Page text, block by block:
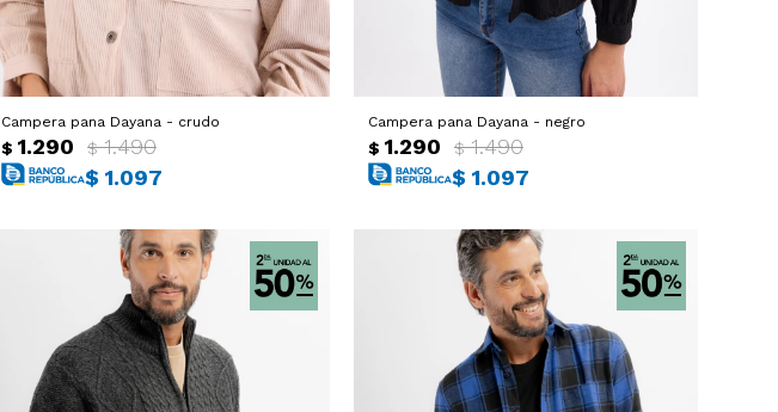
Campera pana Dayana - crudo
$ 1.290 $ 1.490
$ 1.097
Campera pana Dayana - negro
$ 1.290 $ 1.490
$ 1.097